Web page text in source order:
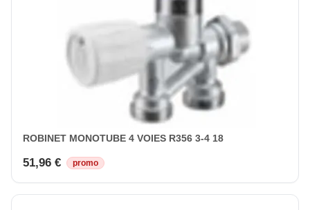
ROBINET MONOTUBE 4 VOIES R356 3-4 18
51,96 € promo